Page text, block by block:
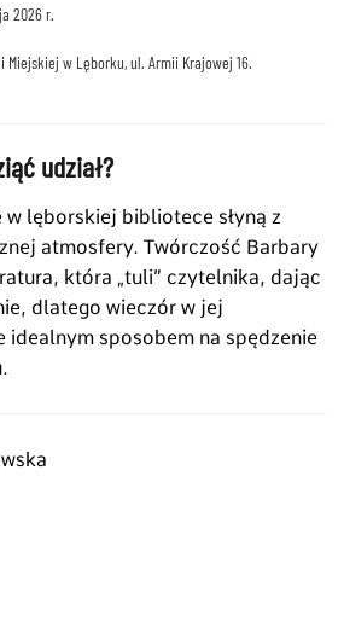
2026 r.
Miejskiej w Lęborku, ul. Armii Krajowej 16.
udział?
lęborskiej bibliotece słyną z
atmosfery. Twórczość Barbary
która „tuli” czytelnika, dając
dlatego wieczór w jej
idealnym sposobem na spędzenie